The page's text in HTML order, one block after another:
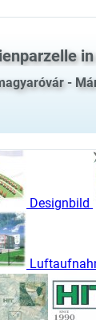
-
Designbild